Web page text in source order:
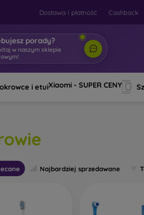
Dostawa i płatność Cashback
porady?
w nas|
i etuiXiaomi - SUPER CENY
Najbardziej sprzedawane